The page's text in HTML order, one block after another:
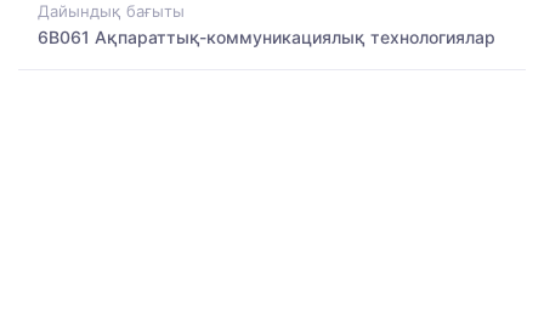
Дайындық бағыты
6B061 Ақпараттық-коммуникациялық технологиялар